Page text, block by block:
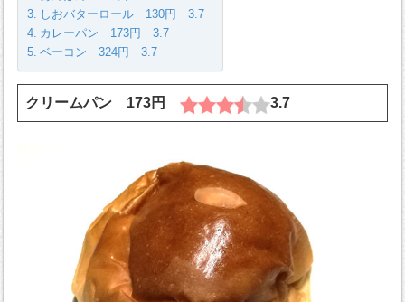
しおバターロール 130円 3.7
カレーパン 173円 3.7
ベーコン 324円 3.7
クリームパン 173円 3.7